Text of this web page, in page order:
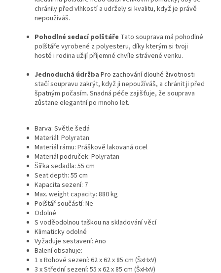
chránily před vlhkostí a udržely si kvalitu, když je právě
nepoužíváš.
Pohodlné sedací polštáře Tato souprava má pohodlné
polštáře vyrobené z polyesteru, díky kterým si tvoji
hosté i rodina užijí příjemné chvíle strávené venku.
Jednoduchá údržba Pro zachování dlouhé životnosti
stačí soupravu zakrýt, když ji nepoužíváš, a chránit ji před
špatným počasím. Snadná péče zajišťuje, že souprava
zůstane elegantní po mnoho let.
Barva: Světle šedá
Materiál: Polyratan
Materiál rámu: Práškově lakovaná ocel
Materiál područek: Polyratan
Šířka sedadla: 55 cm
Seat depth: 55 cm
Kapacita sezení: 7
Max. weight capacity: 880 kg
Polštář součástí: Ne
Odolné
S voděodolnou taškou na skladování věcí
Klimaticky odolné
Vyžaduje sestavení: Ano
Balení obsahuje:
1 x Rohové sezení: 62 x 62 x 85 cm (ŠxHxV)
3 x Střední sezení: 55 x 62 x 85 cm (ŠxHxV)